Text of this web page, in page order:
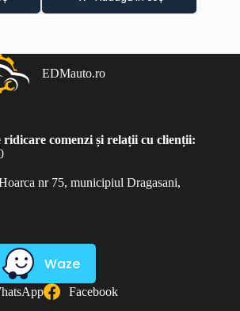
EDMauto.ro
ridicare comenzi și relații cu clienții:
nr 75, municipiul Dragasani,
Waze
Facebook